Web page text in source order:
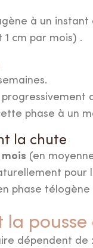
à un instant
1 cm par mois) .
phase à un
la chute
mois (en
pour
phase télogène
pousse
dépendent de :